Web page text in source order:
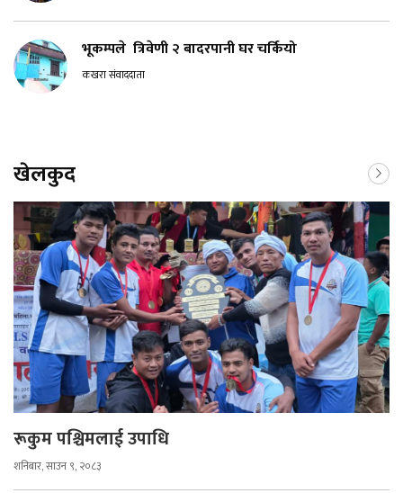
भूकम्पले त्रिवेणी २ बादरपानी घर चर्कियो
कखरा संवाददाता
खेलकुद
रूकुम पश्चिमलाई उपाधि
शनिबार, साउन ९, २०८३